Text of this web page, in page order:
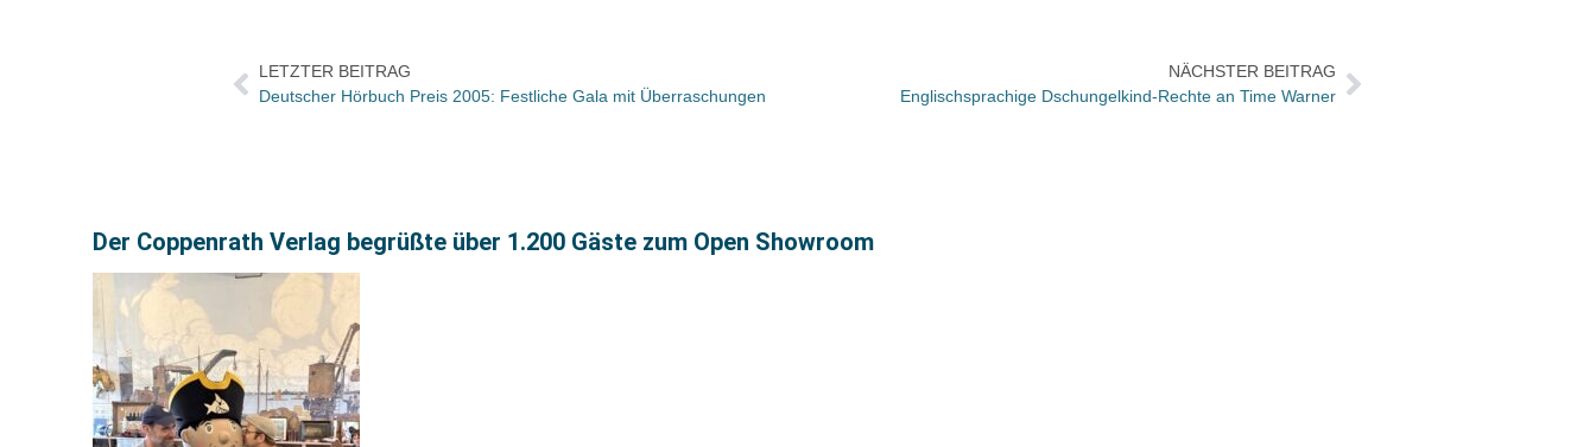
LETZTER BEITRAG
Deutscher Hörbuch Preis 2005: Festliche Gala mit Überraschungen
NÄCHSTER BEITRAG
Englischsprachige Dschungelkind-Rechte an Time Warner
Der Coppenrath Verlag begrüßte über 1.200 Gäste zum Open Showroom